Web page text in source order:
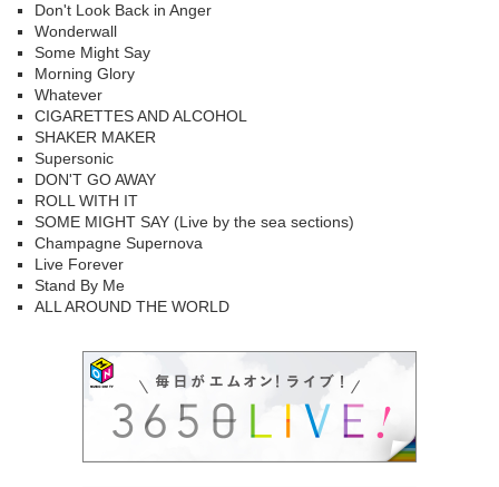
Don't Look Back in Anger
Wonderwall
Some Might Say
Morning Glory
Whatever
CIGARETTES AND ALCOHOL
SHAKER MAKER
Supersonic
DON'T GO AWAY
ROLL WITH IT
SOME MIGHT SAY (Live by the sea sections)
Champagne Supernova
Live Forever
Stand By Me
ALL AROUND THE WORLD